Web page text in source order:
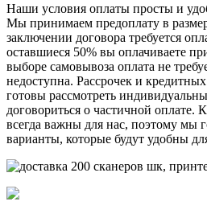
Наши условия оплаты просты и
Мы принимаем предоплату в
заключении договора требуется
оставшиеся 50% вы оплачиваете
выборе самовывоза оплата не
недоступна. Рассрочек и
готовы рассмотреть
договориться о частичной оплате.
всегда важны для нас, поэтому мы
варианты, которые будут удобны